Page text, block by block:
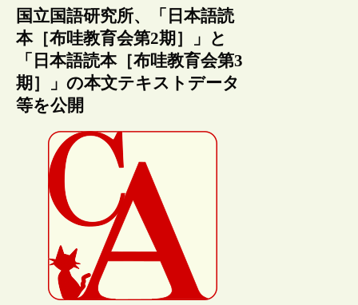
国立国語研究所、「日本語読
本［布哇教育会第2期］」と
「日本語読本［布哇教育会第3
期］」の本文テキストデータ
等を公開